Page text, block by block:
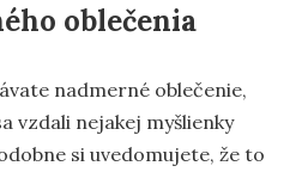
oblečenia
nadmerné oblečenie,
vzdali nejakej myšlienky
si uvedomujete, že to